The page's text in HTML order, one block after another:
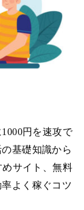
円を速攻で
基礎知識から
サイト、無料
よく稼ぐコツ